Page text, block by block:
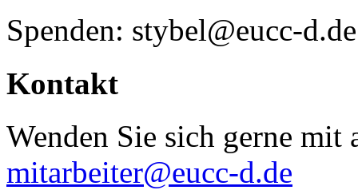
Spenden: stybel@eucc-d.de
Kontakt
Wenden Sie sich gerne mit
mitarbeiter@eucc-d.de